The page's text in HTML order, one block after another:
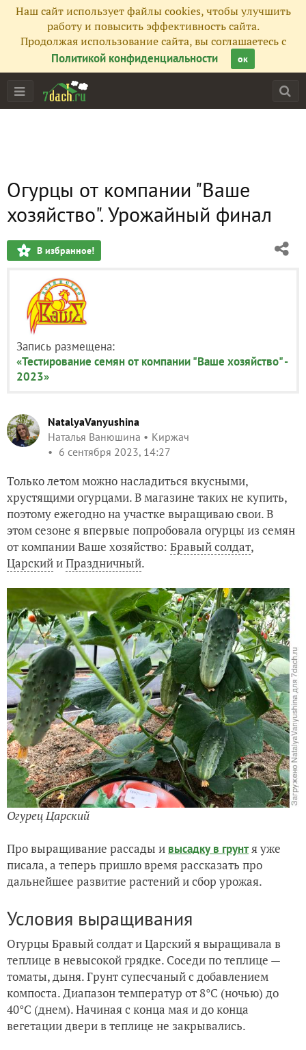
Наш сайт использует файлы cookies, чтобы улучшить
работу и повысить эффективность сайта.
Продолжая использование сайта, вы соглашаетесь с
Политикой конфиденциальности
ок
Огурцы от компании "Ваше
хозяйство". Урожайный финал
В избранное!
Запись размещена:
«Тестирование семян от компании "Ваше хозяйство" -
2023»
NatalyaVanyushina
Наталья Ванюшина
Киржач
6 сентября 2023, 14:27
Только летом можно насладиться вкусными,
хрустящими огурцами. В магазине таких не купить,
поэтому ежегодно на участке выращиваю свои. В
этом сезоне я впервые попробовала огурцы из семян
от компании Ваше хозяйство: Бравый солдат,
ЦарскийиПраздничный.
Огурец Царский
Про выращивание рассады и высадку в грунтя уже
писала, а теперь пришло время рассказать про
дальнейшее развитие растений и сбор урожая.
Условия выращивания
Огурцы Бравый солдат и Царский я выращивала в
теплице в невысокой грядке. Соседи по теплице —
томаты, дыня. Грунт супесчаный с добавлением
компоста. Диапазон температур от 8°С (ночью) до
40°С (днем). Начиная с конца мая и до конца
вегетации двери в теплице не закрывались.